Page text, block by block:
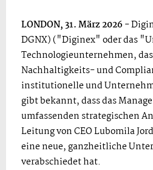
LONDON, 31. März 2026 -
DGNX) ("Diginex" oder das
Technologieunternehmen,
Nachhaltigkeits- und
institutionelle und
gibt bekannt, dass das
umfassenden strategischen
Leitung von CEO Lubomila
eine neue, ganzheitliche
verabschiedet hat.